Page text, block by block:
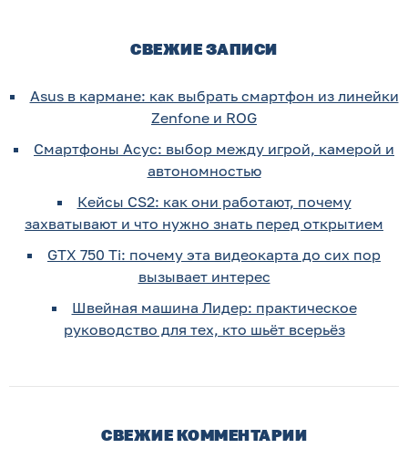
СВЕЖИЕ ЗАПИСИ
Asus в кармане: как выбрать смартфон из линейки
Zenfone и ROG
Смартфоны Асус: выбор между игрой, камерой и
автономностью
Кейсы CS2: как они работают, почему
захватывают и что нужно знать перед открытием
GTX 750 Ti: почему эта видеокарта до сих пор
вызывает интерес
Швейная машина Лидер: практическое
руководство для тех, кто шьёт всерьёз
СВЕЖИЕ КОММЕНТАРИИ